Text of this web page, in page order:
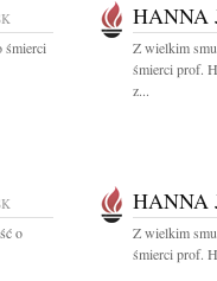
śmierci
HANNA
Z wielkim
śmierci prof.
z...
o
HANNA
Z wielkim
śmierci prof.